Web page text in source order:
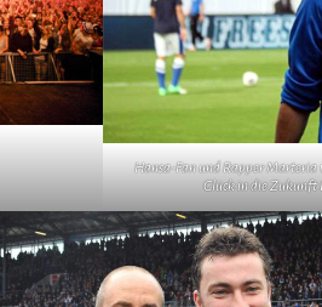
Hansa-Fan und Rapper Marteria
Glück in die Zukunft